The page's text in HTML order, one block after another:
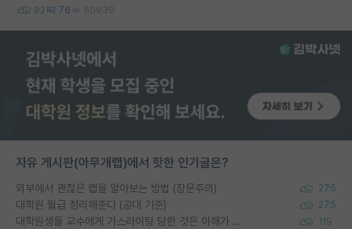
92 76 60939
자유 게시판(아무개랩)에서 핫한 인기글은?
외부에서 괜찮은 랩을 알아보는 방법 (장문주의) 275
대학원 월급 정리해준다 (공대 기준) 275
대학원생들 교수에게 가스라이팅 당한 것은 이해가 갑니다. 안타깝네요. 119